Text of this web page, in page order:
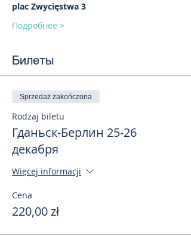
plac Zwycięstwa 3
Подробнее >
Билеты
Sprzedaż zakończona
Rodzaj biletu
Гданьск-Берлин 25-26
декабря
Więcej informacji
Cena
220,00 zł